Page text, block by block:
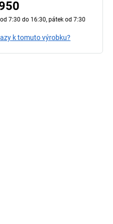
7:30 do 16:30, pátek od 7:30
k tomuto výrobku?